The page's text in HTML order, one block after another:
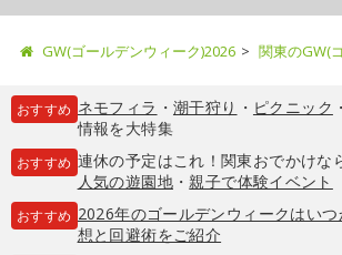
GW(ゴールデンウィーク)2026 関東のGW(
おすすめ ネモフィラ ・ 潮干狩り ・ ピクニック ・
情報を大特集
おすすめ 連休の予定はこれ！関東おでかけな
人気の遊園地・親子で体験イベント
おすすめ 2026年のゴールデンウィークはい
想と回避術をご紹介